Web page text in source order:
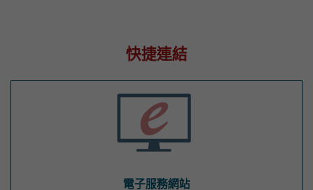
快捷連結
電子服務網站